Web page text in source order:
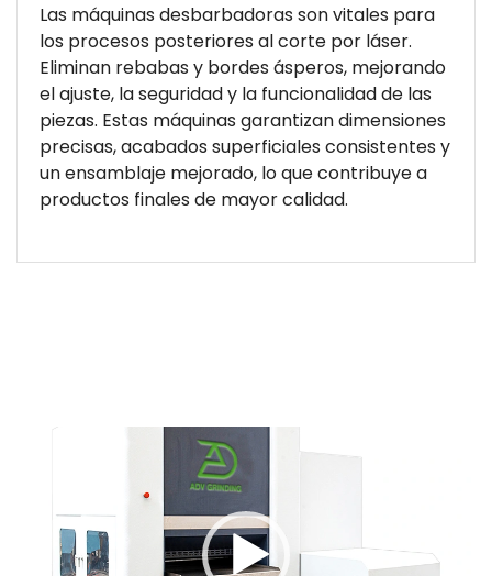
Las máquinas desbarbadoras son vitales para
los procesos posteriores al corte por láser.
Eliminan rebabas y bordes ásperos, mejorando
el ajuste, la seguridad y la funcionalidad de las
piezas. Estas máquinas garantizan dimensiones
precisas, acabados superficiales consistentes y
un ensamblaje mejorado, lo que contribuye a
productos finales de mayor calidad.